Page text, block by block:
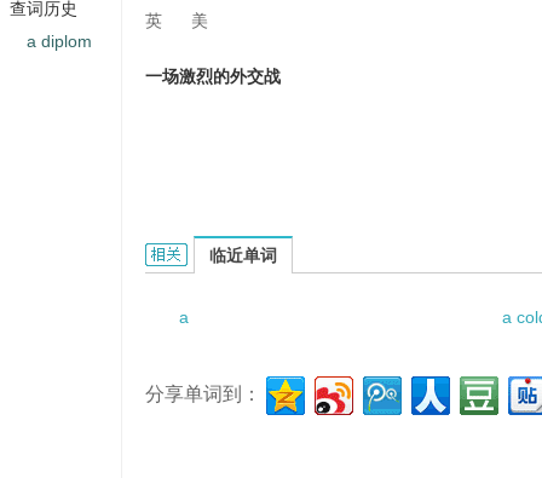
英 美
一场激烈的外交战
a diplomatic tug of war的相关资料：
临近单词
a a
分享单词到：
查词历史
a diplom